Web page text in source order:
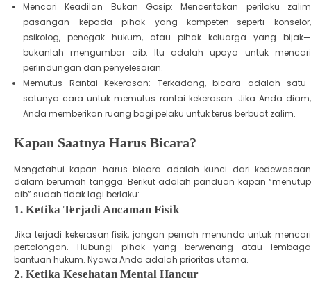
​Mencari Keadilan Bukan Gosip: Menceritakan perilaku zalim
pasangan kepada pihak yang kompeten—seperti konselor,
psikolog, penegak hukum, atau pihak keluarga yang bijak—
bukanlah mengumbar aib. Itu adalah upaya untuk mencari
perlindungan dan penyelesaian.
​Memutus Rantai Kekerasan: Terkadang, bicara adalah satu-
satunya cara untuk memutus rantai kekerasan. Jika Anda diam,
Anda memberikan ruang bagi pelaku untuk terus berbuat zalim.
​Kapan Saatnya Harus Bicara?
​Mengetahui kapan harus bicara adalah kunci dari kedewasaan
dalam berumah tangga. Berikut adalah panduan kapan “menutup
aib” sudah tidak lagi berlaku:
​1. Ketika Terjadi Ancaman Fisik
​Jika terjadi kekerasan fisik, jangan pernah menunda untuk mencari
pertolongan. Hubungi pihak yang berwenang atau lembaga
bantuan hukum. Nyawa Anda adalah prioritas utama.
​2. Ketika Kesehatan Mental Hancur